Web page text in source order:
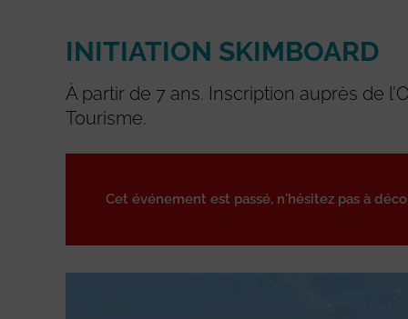
INITIATION SKIMBOARD
À partir de 7 ans. Inscription auprès de
Tourisme.
Cet événement est passé, n'hésitez pas à